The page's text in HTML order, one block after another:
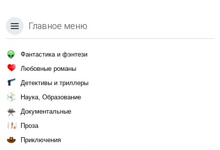
Главное меню
Фантастика и фэнтези
Любовные романы
Детективы и триллеры
Наука, Образование
Документальные
Проза
Приключения